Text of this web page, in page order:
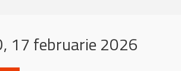
17 februarie 2026